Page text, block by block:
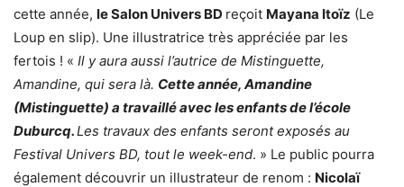
cette année, le Salon Univers BD reçoit Mayana Itoïz (Le
Loup en slip). Une illustratrice très appréciée par les
fertois ! « Il y aura aussi l’autrice de Mistinguette,
Amandine, qui sera là. Cette année, Amandine
(Mistinguette) a travaillé avec les enfants de l’école
Duburcq.Les travaux des enfants seront exposés au
Festival Univers BD, tout le week-end. » Le public pourra
également découvrir un illustrateur de renom : Nicolaï